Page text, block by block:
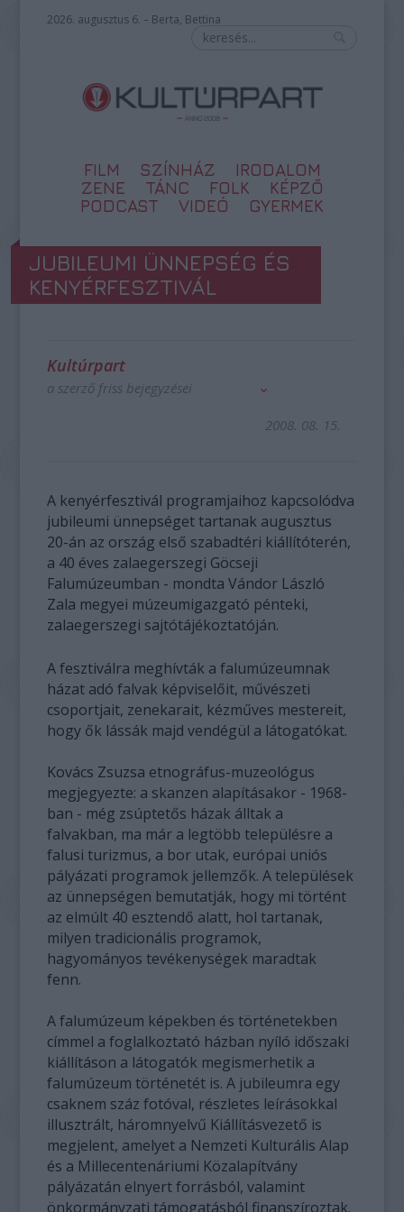
2026. augusztus 6. – Berta, Bettina
FILM SZÍNHÁZ
IRODALOM
ZENE
TÁNC FOLK
KÉPZŐ
PODCAST
VIDEÓ GYERMEK
JUBILEUMI ÜNNEPSÉG ÉS
KENYÉRFESZTIVÁL
Kultúrpart
a szerző friss bejegyzései
2008. 08. 15.
A kenyérfesztivál programjaihoz kapcsolódva
jubileumi ünnepséget tartanak augusztus
20-án az ország első szabadtéri kiállítóterén,
a 40 éves zalaegerszegi Göcseji
Falumúzeumban - mondta Vándor László
Zala megyei múzeumigazgató pénteki,
zalaegerszegi sajtótájékoztatóján.
A fesztiválra meghívták a falumúzeumnak
házat adó falvak képviselőit, művészeti
csoportjait, zenekarait, kézműves mestereit,
hogy ők lássák majd vendégül a látogatókat.
Kovács Zsuzsa etnográfus-muzeológus
megjegyezte: a skanzen alapításakor - 1968-
ban - még zsúptetős házak álltak a
falvakban, ma már a legtöbb településre a
falusi turizmus, a bor utak, európai uniós
pályázati programok jellemzők. A települések
az ünnepségen bemutatják, hogy mi történt
az elmúlt 40 esztendő alatt, hol tartanak,
milyen tradicionális programok,
hagyományos tevékenységek maradtak
fenn.
A falumúzeum képekben és történetekben
címmel a foglalkoztató házban nyíló időszaki
kiállításon a látogatók megismerhetik a
falumúzeum történetét is. A jubileumra egy
csaknem száz fotóval, részletes leírásokkal
illusztrált, háromnyelvű Kiállításvezető is
megjelent, amelyet a Nemzeti Kulturális Alap
és a Millecentenáriumi Közalapítvány
pályázatán elnyert forrásból, valamint
önkormányzati támogatásból finanszíroztak.